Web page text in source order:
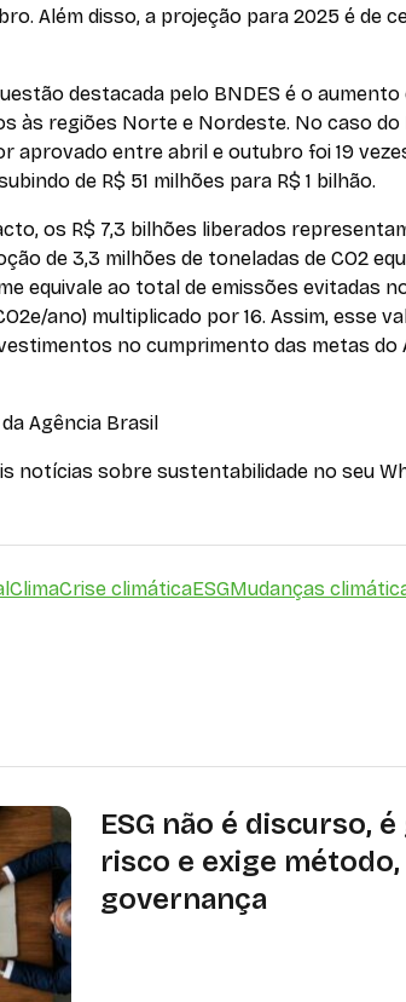
Além disso, a projeção para 2025 é de
destacada pelo BNDES é o aumento
às regiões Norte e Nordeste. No caso do
aprovado entre abril e outubro foi 19
de R$ 51 milhões para R$ 1 bilhão.
os R$ 7,3 bilhões liberados
de 3,3 milhões de toneladas de CO2
equivale ao total de emissões evitadas
ano) multiplicado por 16. Assim, esse
no cumprimento das metas do
Agência Brasil
notícias sobre sustentabilidade no seu
ClimaCrise climáticaESGMudanças
ESG não é discurso,
risco e exige método,
governança